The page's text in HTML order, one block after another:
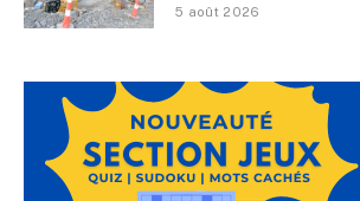
5 août 2026